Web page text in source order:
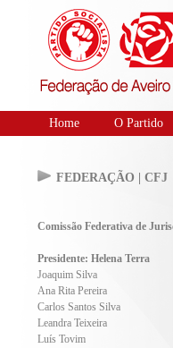
Home O Partido
FEDERAÇÃO | CFJ
Comissão Federativa de
Presidente: Helena Terra
Joaquim Silva
Ana Rita Pereira
Carlos Santos Silva
Leandra Teixeira
Luís Tovim